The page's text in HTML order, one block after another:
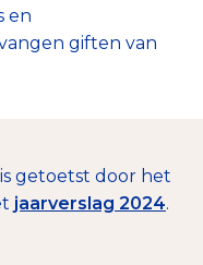
en
giften van
getoetst door het
jaarverslag 2024.